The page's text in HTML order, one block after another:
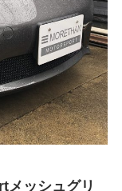
メッシュグリ